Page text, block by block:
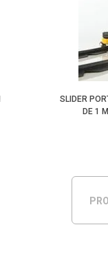
SLIDER
DE 1